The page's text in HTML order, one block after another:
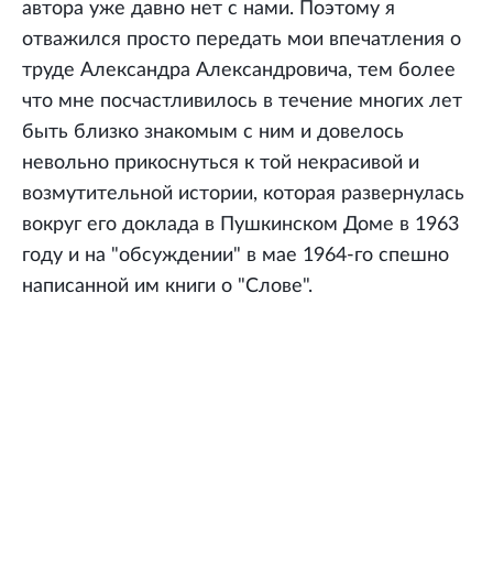
автора уже давно нет с нами. Поэтому я
отважился просто передать мои впечатления о
труде Александра Александровича, тем более
что мне посчастливилось в течение многих лет
быть близко знакомым с ним и довелось
невольно прикоснуться к той некрасивой и
возмутительной истории, которая развернулась
вокруг его доклада в Пушкинском Доме в 1963
году и на "обсуждении" в мае 1964-го спешно
написанной им книги о "Слове".